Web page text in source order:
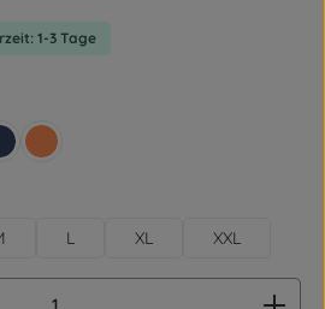
1-3 Tage
/ Navy
orange
L XL XXL
den gewünschten Wert